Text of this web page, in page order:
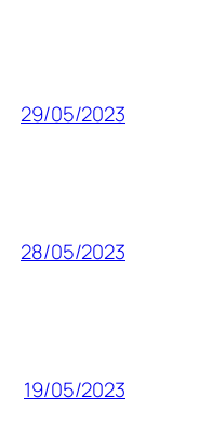
29/05/2023
28/05/2023
19/05/2023